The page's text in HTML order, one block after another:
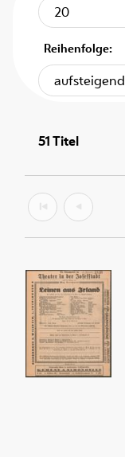
20
Reihenfolge:
aufsteigend
51Titel